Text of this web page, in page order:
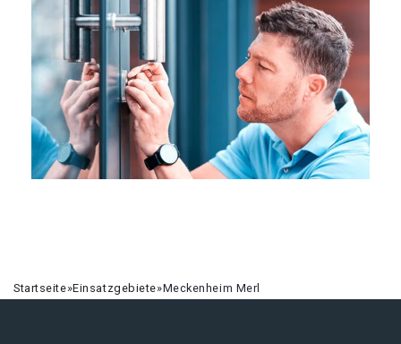
Startseite»Einsatzgebiete»Meckenheim Merl